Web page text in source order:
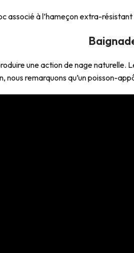
associé à l’hameçon extra-
une action de nage naturelle.
nous remarquons qu’un poisson-